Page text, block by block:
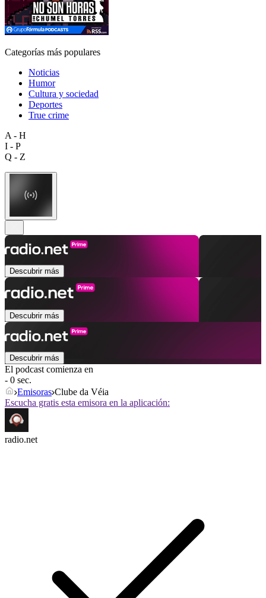
Categorías más populares
Noticias
Humor
Cultura y sociedad
Deportes
True crime
A - H
I - P
Q - Z
Descubrir más
Descubrir más
Descubrir más
El podcast comienza en
- 0 sec.
Emisoras Clube da Véia
Escucha gratis esta emisora en la aplicación:
radio.net